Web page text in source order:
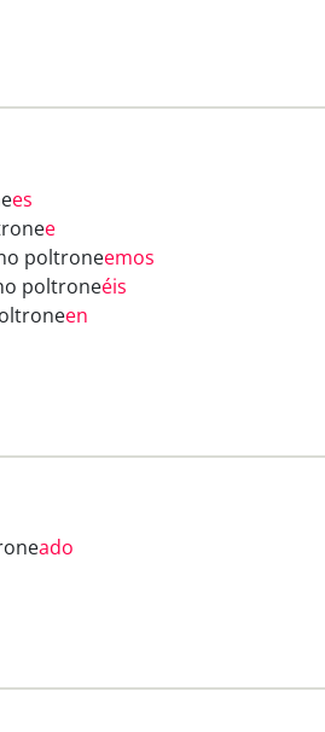
es
e
poltroneemos
poltroneéis
en
ado